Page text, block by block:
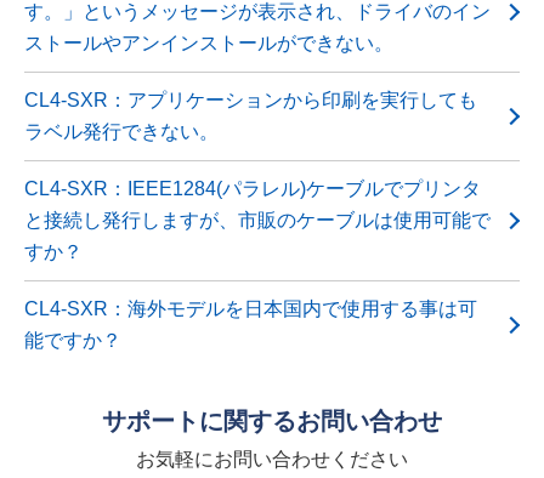
す。」というメッセージが表示され、ドライバのイン
ストールやアンインストールができない。
CL4-SXR：アプリケーションから印刷を実行しても
ラベル発行できない。
CL4-SXR：IEEE1284(パラレル)ケーブルでプリンタ
と接続し発行しますが、市販のケーブルは使用可能で
すか？
CL4-SXR：海外モデルを日本国内で使用する事は可
能ですか？
サポートに関するお問い合わせ
お気軽にお問い合わせください